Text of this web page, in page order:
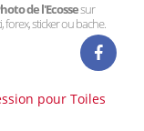
de l'Ecossesur
forex, sticker ou bache.
pour Toiles